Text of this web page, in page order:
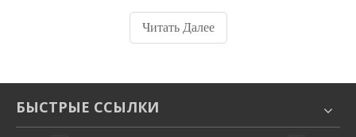
оборудования по супер разумным ценам,
построении репутации бренда на основе
Читать Далее
БЫСТРЫЕ ССЫЛКИ